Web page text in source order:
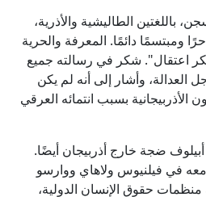
باللغتين الطاليشية والأذرية،
ومبتسمًا دائمًا. المعرفة والحرية
اعتقال". شكر في رسالته جميع
العدالة، وأشار إلى أنه لم يكن
الأذربيجانية بسبب انتمائه العرقي
أبيلوف ضجة خارج أذربيجان أيضًا.
في فيلنيوس ولاهاي ووارسو
حقوق الإنسان الدولية،